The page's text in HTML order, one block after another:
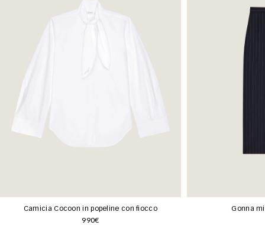
Camicia Cocoon in popeline con fiocco
990€
Gonna